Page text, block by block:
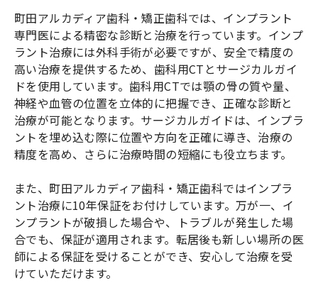
町田アルカディア歯科・矯正歯科では、インプラント
専門医による精密な診断と治療を行っています。インプ
ラント治療には外科手術が必要ですが、安全で精度の
高い治療を提供するため、歯科用CTとサージカルガイ
ドを使用しています。歯科用CTでは顎の骨の質や量、
神経や血管の位置を立体的に把握でき、正確な診断と
治療が可能となります。サージカルガイドは、インプラ
ントを埋め込む際に位置や方向を正確に導き、治療の
精度を高め、さらに治療時間の短縮にも役立ちます。
また、町田アルカディア歯科・矯正歯科ではインプラ
ント治療に10年保証をお付けしています。万が一、イ
ンプラントが破損した場合や、トラブルが発生した場
合でも、保証が適用されます。転居後も新しい場所の医
師による保証を受けることができ、安心して治療を受
けていただけます。